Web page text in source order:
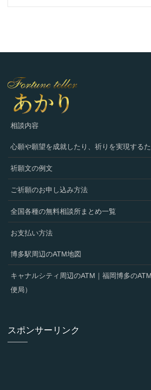
相談内容
心願や願望を成就したり、祈りを実現する
祈願文の例文
ご祈願のお申し込み方法
全国各種の無料相談所まとめ一覧
お支払い方法
博多駅周辺のATM地図
キャナルシティ周辺のATM｜福岡博多の
便局）
スポンサーリンク